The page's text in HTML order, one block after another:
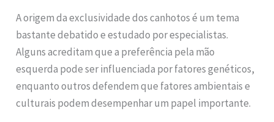
A origem da exclusividade dos canhotos é um tema
bastante debatido e estudado por especialistas.
Alguns acreditam que a preferência pela mão
esquerda pode ser influenciada por fatores genéticos,
enquanto outros defendem que fatores ambientais e
culturais podem desempenhar um papel importante.